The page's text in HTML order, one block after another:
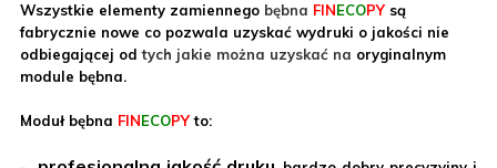
Wszystkie elementy zamiennego bębna FINECOPYsą
fabrycznie nowe co pozwala uzyskać wydruki o jakości nie
odbiegającej odtych jakie można uzyskać na oryginalnym
module bębna.
Moduł bębna FINECOPYto: